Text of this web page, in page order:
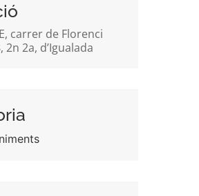
carrer de Florenci
2n 2a, d’Igualada